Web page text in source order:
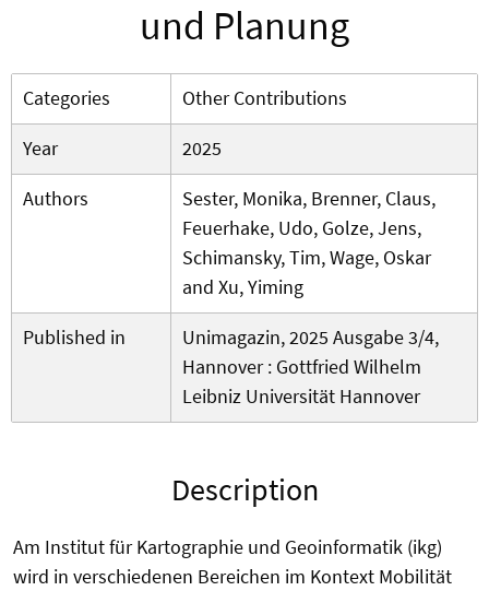
und Planung
Categories
Other Contributions
Year
2025
Authors
Sester, Monika, Brenner, Claus,
Feuerhake, Udo, Golze, Jens,
Schimansky, Tim, Wage, Oskar
and Xu, Yiming
Published in
Unimagazin, 2025 Ausgabe 3/4,
Hannover : Gottfried Wilhelm
Leibniz Universität Hannover
Description
Am Institut für Kartographie und Geoinformatik (ikg)
wird in verschiedenen Bereichen im Kontext Mobilität